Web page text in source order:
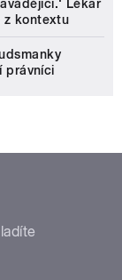
Lékař
z kontextu
právníci